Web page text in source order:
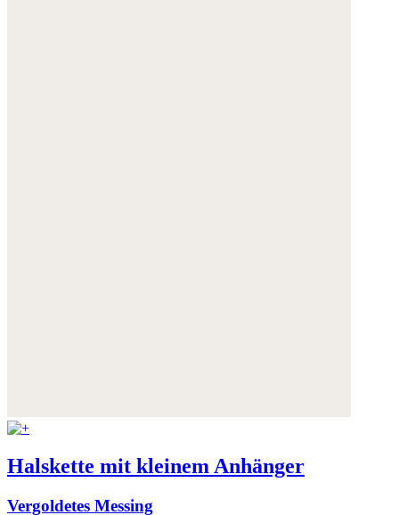
Halskette mit kleinem Anhänger
Vergoldetes Messing